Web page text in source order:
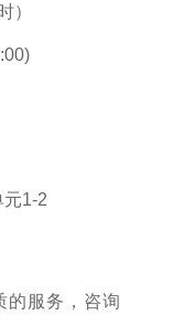
）
1-2
的服务，咨询